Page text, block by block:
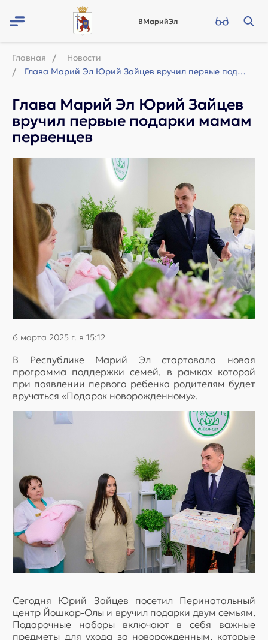
ВМарийЭл
Главная
Новости
Глава Марий Эл Юрий Зайцев вручил первые подарки мамам первенцев
Глава Марий Эл Юрий Зайцев
вручил первые подарки мамам
первенцев
6 марта 2025 г. в 15:12
В Республике Марий Эл стартовала новая
программа поддержки семей, в рамках которой
при появлении первого ребенка родителям будет
вручаться «Подарок новорожденному».
Сегодня Юрий Зайцев посетил Перинатальный
центр Йошкар-Олы и вручил подарки двум семьям.
Подарочные наборы включают в себя важные
предметы для ухода за новорожденным, которые